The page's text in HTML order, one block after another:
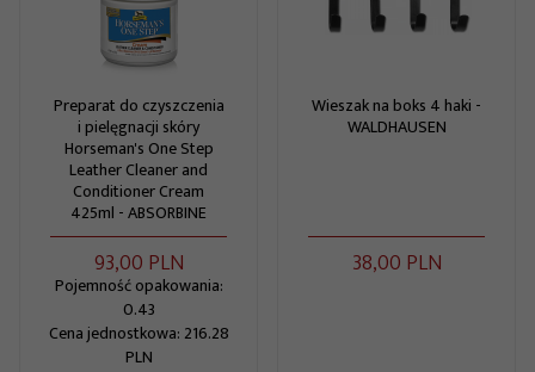
Preparat do czyszczenia
i pielęgnacji skóry
Horseman's One Step
Leather Cleaner and
Conditioner Cream
425ml - ABSORBINE
93,00 PLN
Pojemność opakowania:
0.43
Cena jednostkowa: 216.28
PLN
Wieszak na boks 4 haki -
WALDHAUSEN
38,00 PLN